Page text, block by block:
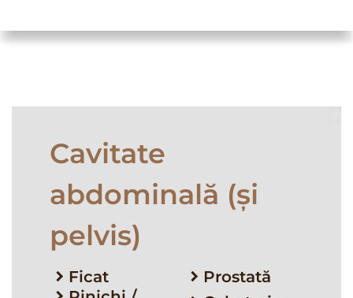
Cavitate
abdominală (și
pelvis)
Ficat
Prostată